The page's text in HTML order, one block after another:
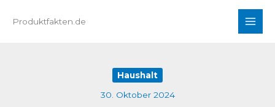
InhaltProduktfakten.de
Haushalt
30. Oktober 2024